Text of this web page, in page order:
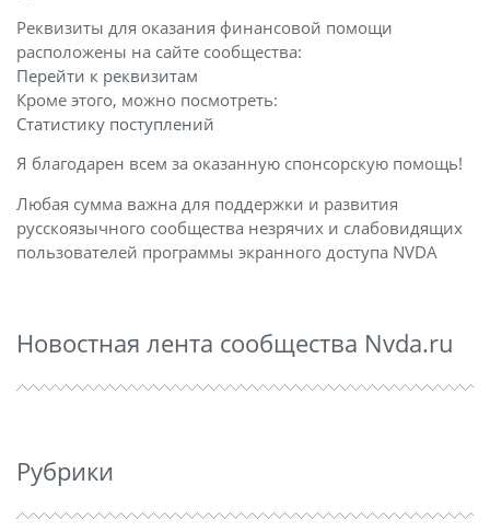
Реквизиты для оказания финансовой помощи
расположены на сайте сообщества:
Перейти к реквизитам
Кроме этого, можно посмотреть:
Статистику поступлений
Я благодарен всем за оказанную спонсорскую помощь!
Любая сумма важна для поддержки и развития
русскоязычного сообщества незрячих и слабовидящих
пользователей программы экранного доступа NVDA
Новостная лента сообщества Nvda.ru
Рубрики